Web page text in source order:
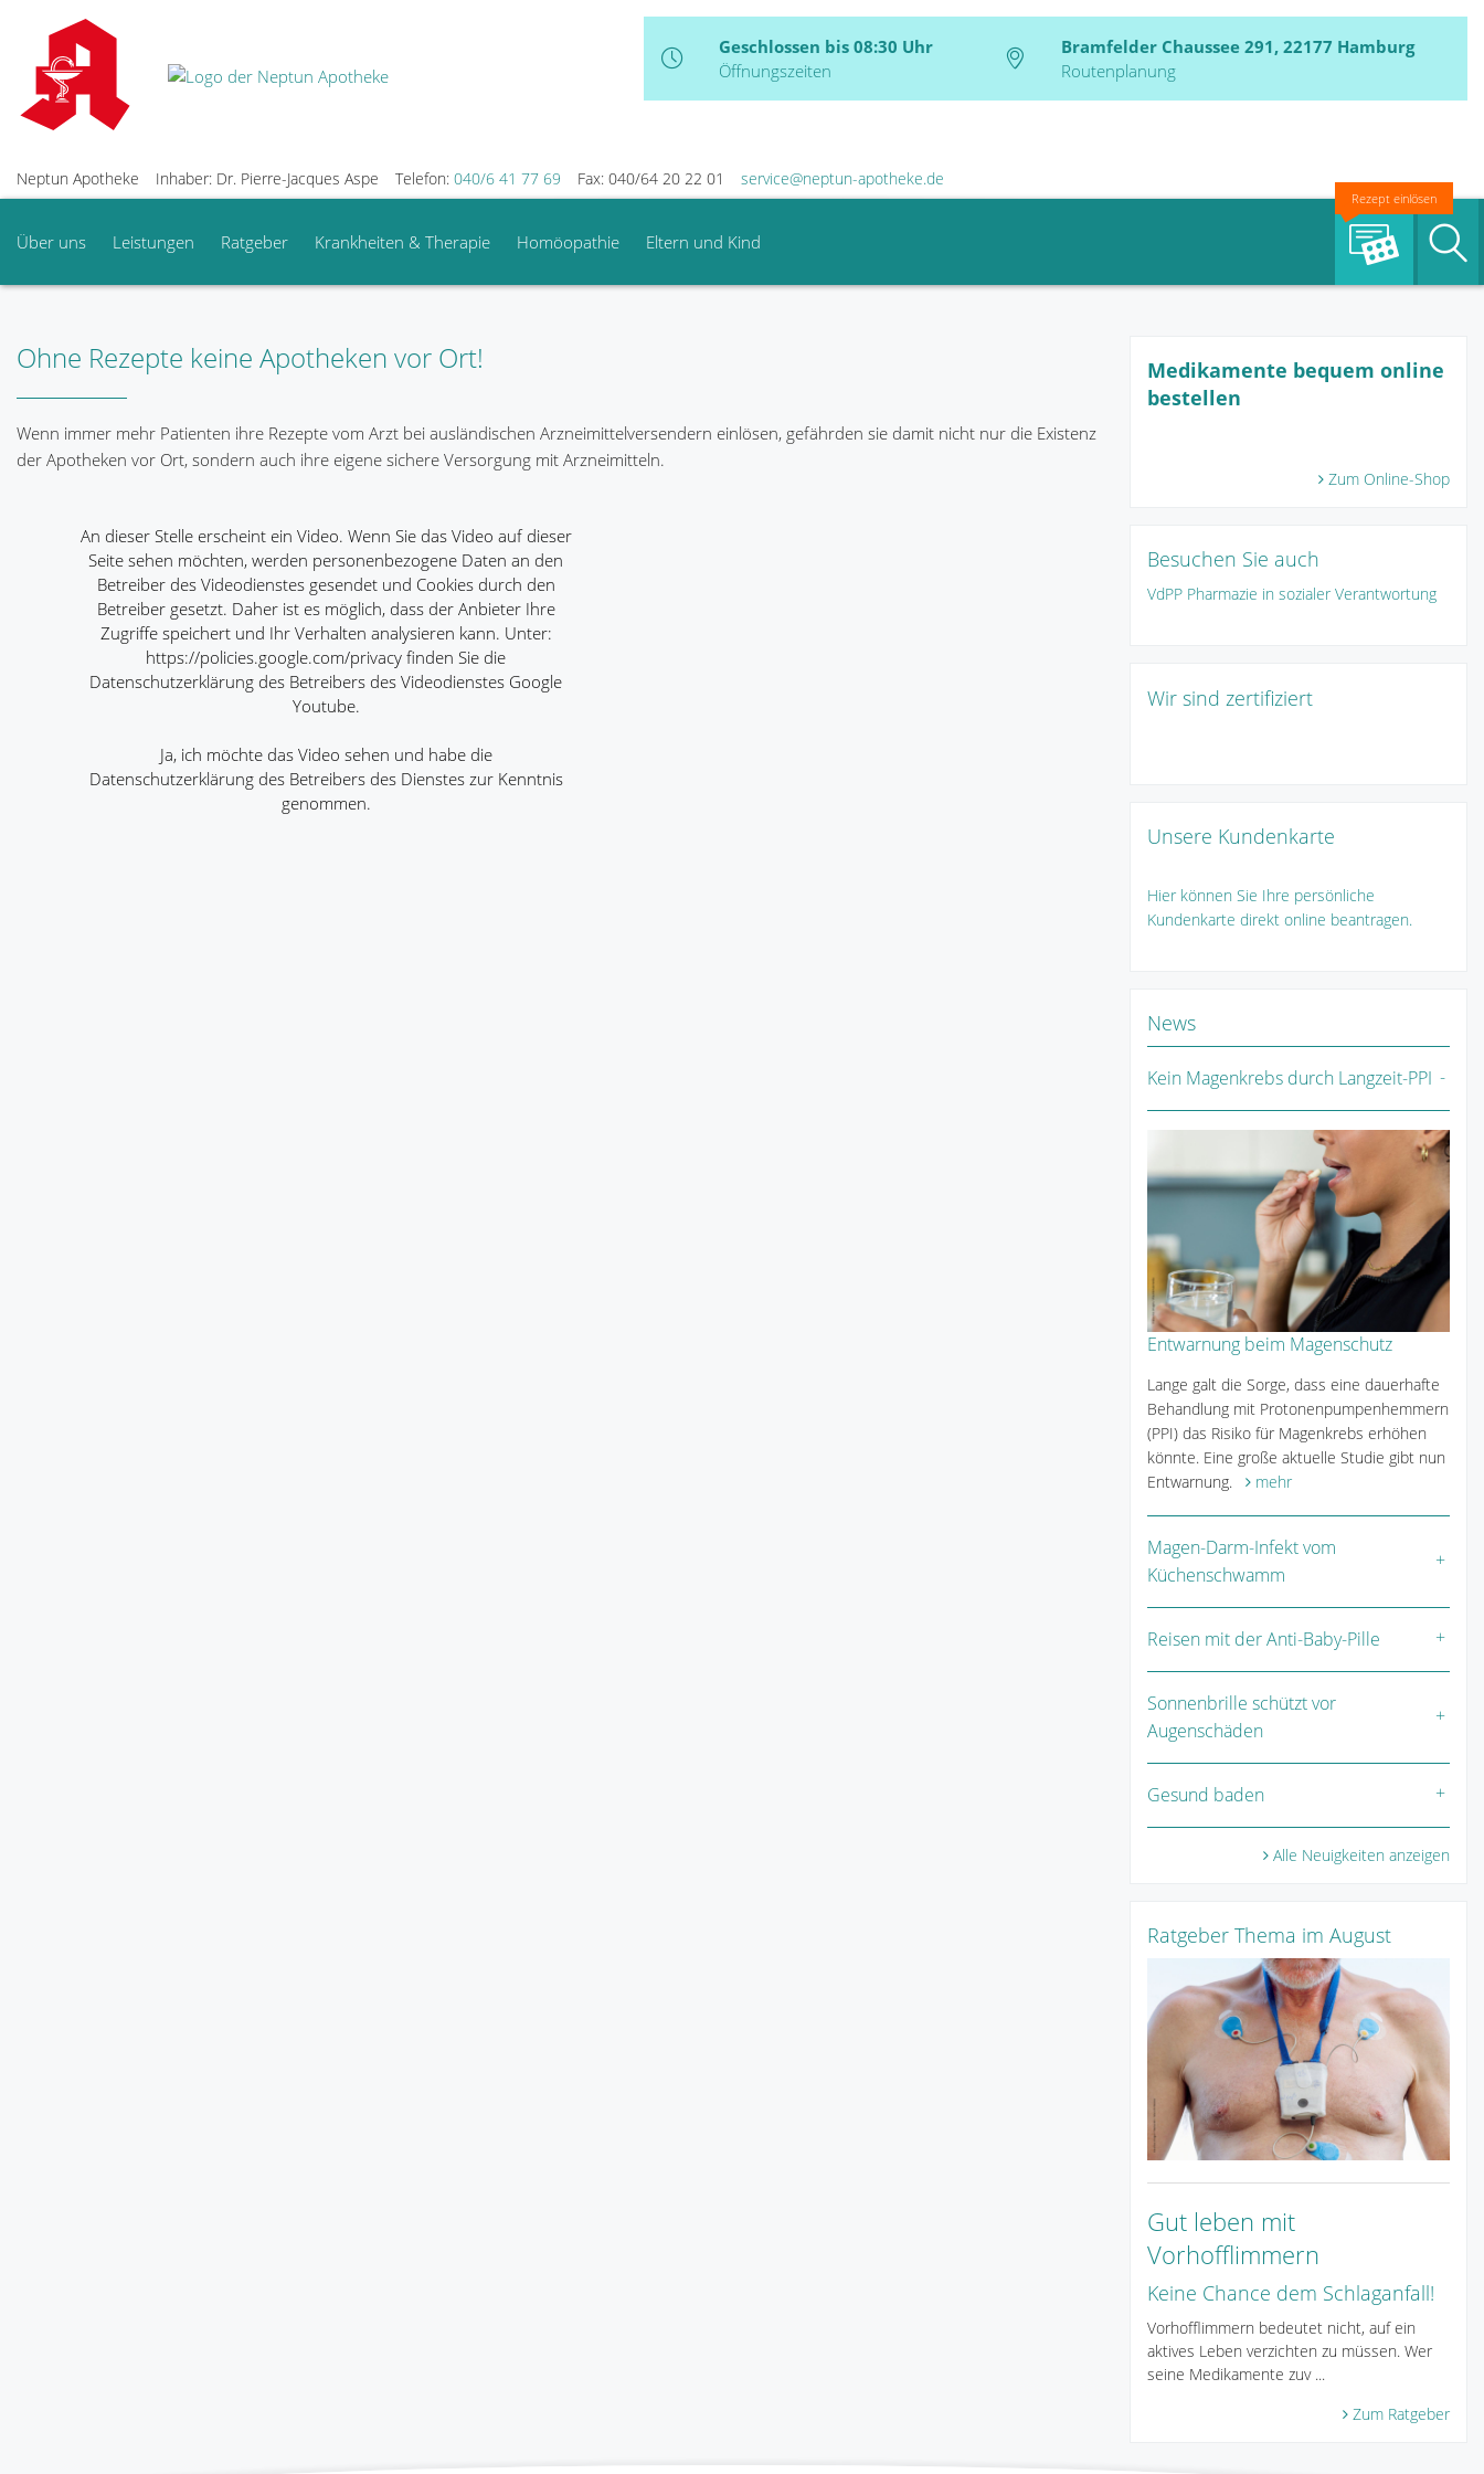
Geschlossen bis 08:30 Uhr
Öffnungszeiten
Bramfelder Chaussee 291, 22177 Hamburg
Routenplanung
Neptun Apotheke Inhaber: Dr. Pierre-Jacques Aspe Telefon: 040/6 41 77 69 Fax: 040/64 20 22 01 service@neptun-apotheke.de
Über uns Leistungen Ratgeber Krankheiten & Therapie Homöopathie Eltern und Kind
Rezept einlösen
Ohne Rezepte keine Apotheken vor Ort!
Wenn immer mehr Patienten ihre Rezepte vom Arzt bei ausländischen Arzneimittelversendern einlösen, gefährden sie damit nicht nur die Existenz
der Apotheken vor Ort, sondern auch ihre eigene sichere Versorgung mit Arzneimitteln.
An dieser Stelle erscheint ein Video. Wenn Sie das Video auf dieser
Seite sehen möchten, werden personenbezogene Daten an den
Betreiber des Videodienstes gesendet und Cookies durch den
Betreiber gesetzt. Daher ist es möglich, dass der Anbieter Ihre
Zugriffe speichert und Ihr Verhalten analysieren kann. Unter:
https://policies.google.com/privacy finden Sie die
Datenschutzerklärung des Betreibers des Videodienstes Google
Youtube.
Ja, ich möchte das Video sehen und habe die
Datenschutzerklärung des Betreibers des Dienstes zur Kenntnis
genommen.
Medikamente bequem online
bestellen
Zum Online-Shop
Besuchen Sie auch
VdPP Pharmazie in sozialer Verantwortung
Wir sind zertifiziert
Unsere Kundenkarte
Hier können Sie Ihre persönliche
Kundenkarte direkt online beantragen.
News
Kein Magenkrebs durch Langzeit-PPI
Entwarnung beim Magenschutz
Lange galt die Sorge, dass eine dauerhafte
Behandlung mit Protonenpumpenhemmern
(PPI) das Risiko für Magenkrebs erhöhen
könnte. Eine große aktuelle Studie gibt nun
Entwarnung.
mehr
Magen-Darm-Infekt vom
Küchenschwamm
Reisen mit der Anti-Baby-Pille
Sonnenbrille schützt vor
Augenschäden
Gesund baden
Alle Neuigkeiten anzeigen
Ratgeber Thema im August
Gut leben mit
Vorhofflimmern
Keine Chance dem Schlaganfall!
Vorhofflimmern bedeutet nicht, auf ein
aktives Leben verzichten zu müssen. Wer
seine Medikamente zuv ...
Zum Ratgeber